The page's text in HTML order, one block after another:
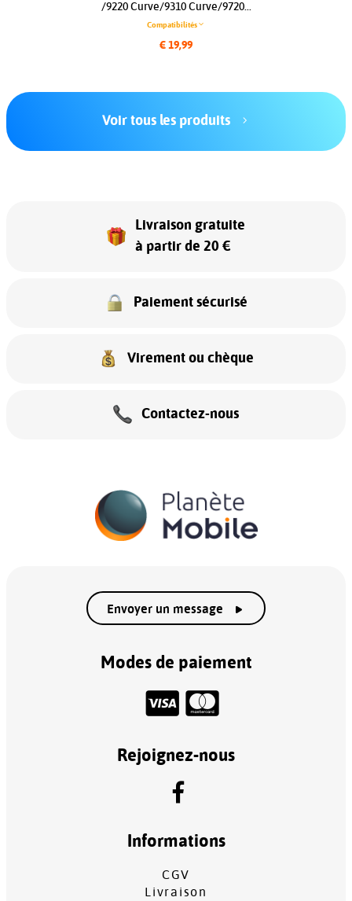
/9220 Curve/9310 Curve/9720...
Compatibilités
€ 19,99
Voir tous les produits
Livraison gratuite
à partir de 20 €
Paiement sécurisé
Virement ou chèque
Contactez-nous
Envoyer un message
Modes de paiement
Rejoignez-nous
Informations
CGV
Livraison